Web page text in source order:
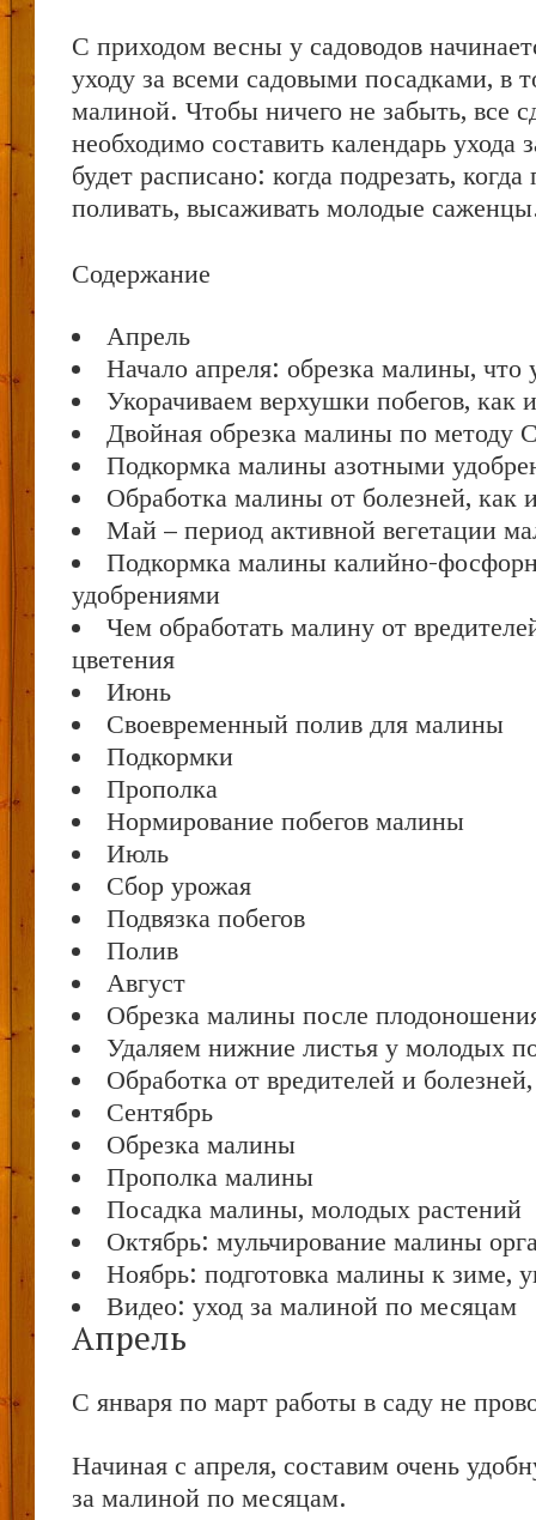
С приходом весны у садоводов
уходу за всеми садовыми посадками, в
малиной. Чтобы ничего не забыть, все
необходимо составить календарь ухода
будет расписано: когда подрезать,
поливать, высаживать молодые
Содержание
Апрель
Начало апреля: обрезка малины, что
Укорачиваем верхушки побегов, как
Двойная обрезка малины по методу
Подкормка малины азотными
Обработка малины от болезней, как
Май – период активной вегетации
Подкормка малины калийно-
удобрениями
Чем обработать малину от
цветения
Июнь
Своевременный полив для малины
Подкормки
Прополка
Нормирование побегов малины
Июль
Сбор урожая
Подвязка побегов
Полив
Август
Обрезка малины после
Удаляем нижние листья у молодых
Обработка от вредителей и
Сентябрь
Обрезка малины
Прополка малины
Посадка малины, молодых растений
Октябрь: мульчирование малины
Ноябрь: подготовка малины к зиме,
Видео: уход за малиной по месяцам
Апрель
С января по март работы в саду не
Начиная с апреля, составим очень
за малиной по месяцам.